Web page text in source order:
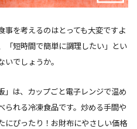
を考えるのはとっても大変ですよ
「短時間で簡単に調理したい」とい
でしょうか。
」は、カップごと電子レンジで温め
られる冷凍食品です。炒める手間や
にぴったり！お財布にやさしい価格